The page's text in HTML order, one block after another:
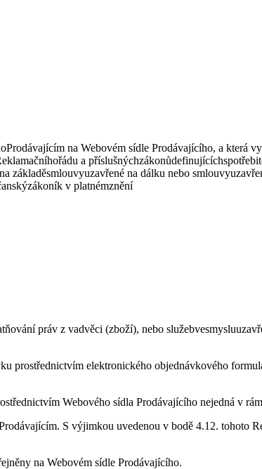
na Webovém sídle Prodávajícího, a která
a
základěsmlouvyuzavřené na dálku nebo
v platnémznění
práv z vadvěci (zboží), nebo
prostřednictvím elektronického objednávkového
Webového sídla Prodávajícího nejedná v
S výjimkou uvedenou v bodě 4.12. tohoto
na Webovém sídle Prodávajícího.